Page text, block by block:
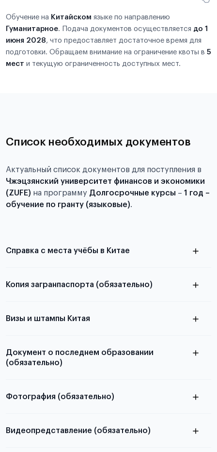
Обучение на Китайском языке по направлению
Гуманитарное. Подача документов осуществляется до 1
июня 2028, что предоставляет достаточное время для
подготовки. Обращаем внимание на ограничение квоты в 5
мест и текущую ограниченность доступных мест.
Список необходимых документов
Актуальный список документов для поступления в
Чжэцзянский университет финансов и экономики
(ZUFE) на программу Долгосрочные курсы – 1 год –
обучение по гранту (языковые).
Справка с места учёбы в Китае
статье справка с места учёбы в Китае
Копия загранпаспорта (обязательно)
паспорта
Визы и штампы Китая
Документ о последнем образовании
(обязательно)
абитуриентов, изложена в статье.
Фотография (обязательно)
Видеопредставление (обязательно)